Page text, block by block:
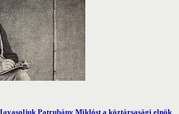
Patrubány Miklóst a köztársasági elnök